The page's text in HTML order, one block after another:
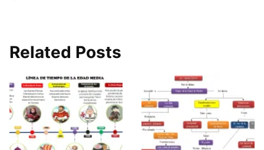
Related Posts